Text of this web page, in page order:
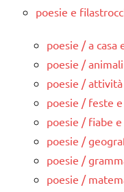
poesie e
poesie / a casa
poesie / animali
poesie /
poesie / feste
poesie / fiabe
poesie /
poesie /
poesie /